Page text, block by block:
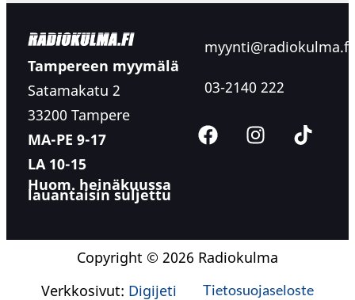
Tampereen myymälä
Satamakatu 2
33200 Tampere
MA-PE 9-17
LA 10-15
Huom. heinäkuussa
lauantaisin suljettu
myynti@radiokulma.fi
03-2140 222
Copyright © 2026 Radiokulma
Verkkosivut: Digijeti Tietosuojaseloste